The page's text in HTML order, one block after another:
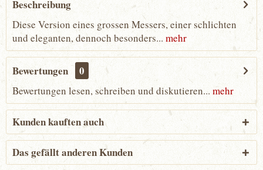
Beschreibung
Diese Version eines grossen Messers, einer schlichten
und eleganten, dennoch besonders... mehr
Bewertungen 0
Bewertungen lesen, schreiben und diskutieren... mehr
Kunden kauften auch
Das gefällt anderen Kunden